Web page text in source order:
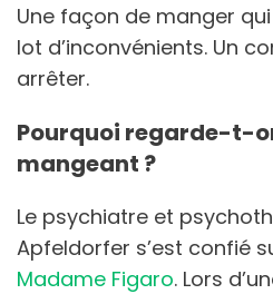
Une façon de manger
lot d’inconvénients. Un
arrêter.
Pourquoi regarde-t-
mangeant ?
Le psychiatre et
Apfeldorfer s’est confié
Madame Figaro. Lors